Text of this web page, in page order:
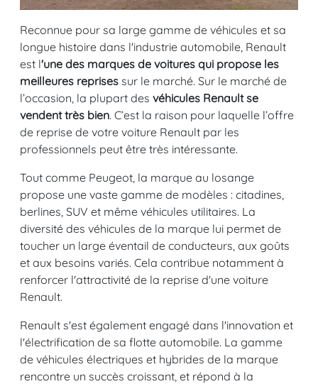
Reconnue pour sa large gamme de véhicules et sa
longue histoire dans l'industrie automobile, Renault
est l'une des marques de voitures qui propose les
meilleures reprises sur le marché. Sur le marché de
l’occasion, la plupart des véhicules Renault se
vendent très bien. C’est la raison pour laquelle l’offre
de reprise de votre voiture Renault par les
professionnels peut être très intéressante.
Tout comme Peugeot, la marque au losange
propose une vaste gamme de modèles : citadines,
berlines, SUV et même véhicules utilitaires. La
diversité des véhicules de la marque lui permet de
toucher un large éventail de conducteurs, aux goûts
et aux besoins variés. Cela contribue notamment à
renforcer l'attractivité de la reprise d'une voiture
Renault.
Renault s'est également engagé dans l'innovation et
l'électrification de sa flotte automobile. La gamme
de véhicules électriques et hybrides de la marque
rencontre un succès croissant, et répond à la